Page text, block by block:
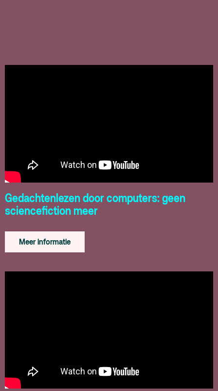
Gedachtenlezen door computers: geen
sciencefiction meer
Meer informatie